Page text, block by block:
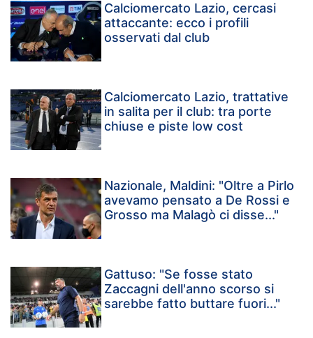
Calciomercato Lazio, cercasi
attaccante: ecco i profili
osservati dal club
Calciomercato Lazio, trattative
in salita per il club: tra porte
chiuse e piste low cost
Nazionale, Maldini: "Oltre a Pirlo
avevamo pensato a De Rossi e
Grosso ma Malagò ci disse..."
Gattuso: "Se fosse stato
Zaccagni dell'anno scorso si
sarebbe fatto buttare fuori..."